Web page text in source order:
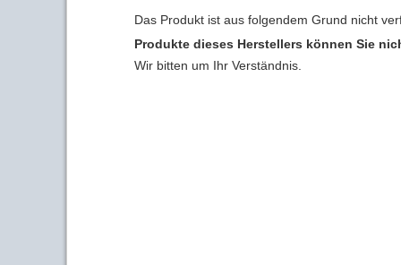
Das Produkt ist aus folgendem Grund nicht
Produkte dieses Herstellers können Sie
Wir bitten um Ihr Verständnis.